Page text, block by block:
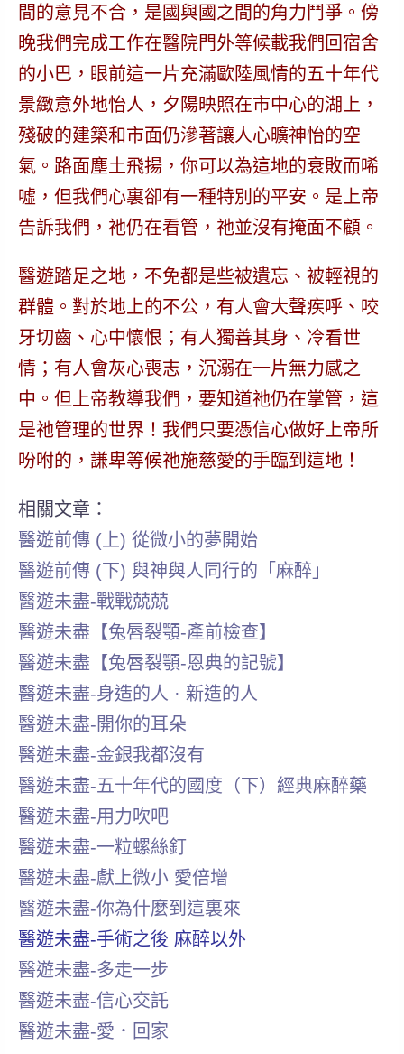
間的意見不合，是國與國之間的角力鬥爭。傍
晚我們完成工作在醫院門外等候載我們回宿舍
的小巴，眼前這一片充滿歐陸風情的五十年代
景緻意外地怡人，夕陽映照在市中心的湖上，
殘破的建築和市面仍滲著讓人心曠神怡的空
氣。路面塵土飛揚，你可以為這地的衰敗而唏
噓，但我們心裏卻有一種特別的平安。是上帝
告訴我們，祂仍在看管，祂並沒有掩面不顧。
醫遊踏足之地，不免都是些被遺忘、被輕視的
群體。對於地上的不公，有人會大聲疾呼、咬
牙切齒、心中懷恨；有人獨善其身、冷看世
情；有人會灰心喪志，沉溺在一片無力感之
中。但上帝教導我們，要知道祂仍在掌管，這
是祂管理的世界！我們只要憑信心做好上帝所
吩咐的，謙卑等候祂施慈愛的手臨到這地！
相關文章：
醫遊前傳 (上) 從微小的夢開始
醫遊前傳 (下) 與神與人同行的「麻醉」
醫遊未盡-戰戰兢兢
醫遊未盡【兔唇裂顎-產前檢查】
醫遊未盡【兔唇裂顎-恩典的記號】
醫遊未盡-身造的人 · 新造的人
醫遊未盡-開你的耳朵
醫遊未盡-金銀我都沒有
醫遊未盡-五十年代的國度（下）經典麻醉藥
醫遊未盡-用力吹吧
醫遊未盡-一粒螺絲釘
醫遊未盡-獻上微小 愛倍增
醫遊未盡-你為什麼到這裏來
醫遊未盡-手術之後 麻醉以外
醫遊未盡-多走一步
醫遊未盡-信心交託
醫遊未盡-愛．回家